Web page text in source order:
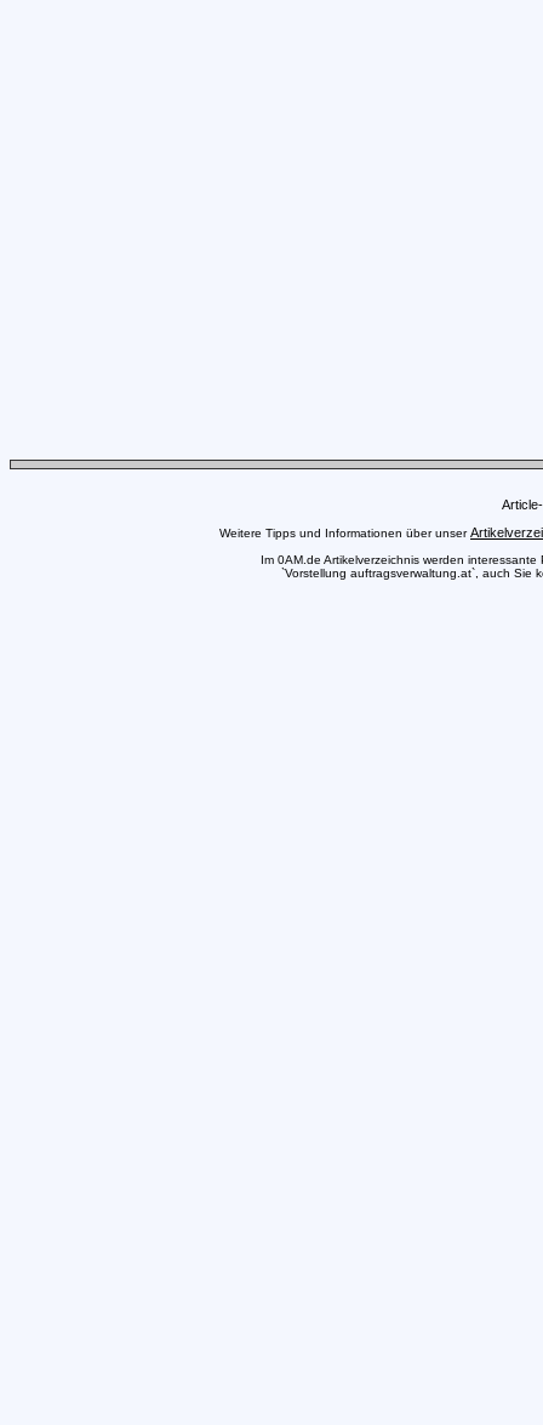
Weitere Tipps und Informationen über unser
Im 0AM.de Artikelverzeichnis werden
`Vorstellung auftragsverwaltung.at`, auch Sie